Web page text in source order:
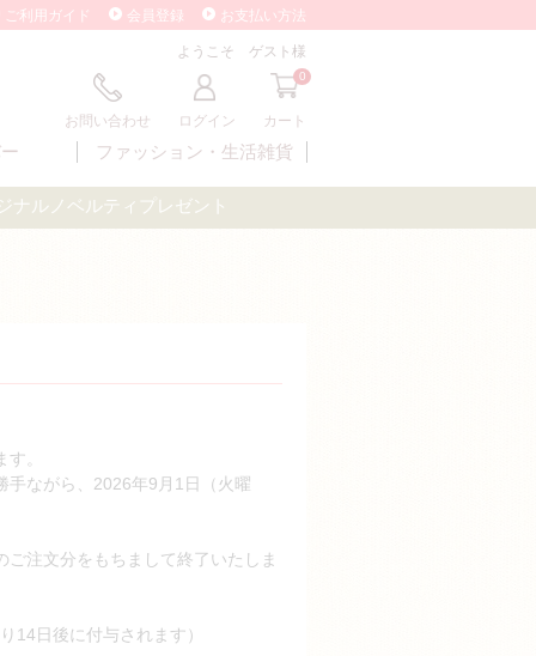
ご利用ガイド 会員登録 お支払い方法
ようこそ ゲスト様
お問い合わせ ログイン
0
カート
ファッション・ 生活雑貨
ナルノベルティプレゼント
。
手ながら、2026年9月1日（火曜
注文分をもちまして終了いたしま
14日後に付与されます）